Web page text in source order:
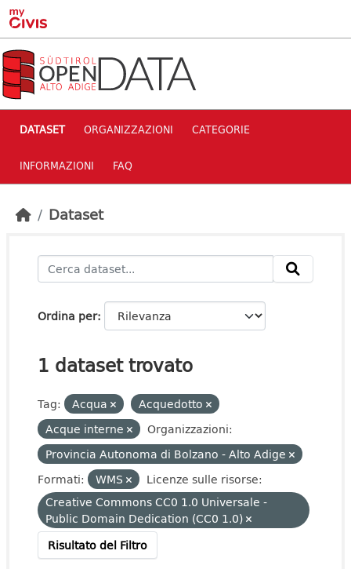
Skip to main content
DATASET ORGANIZZAZIONI CATEGORIE
INFORMAZIONI FAQ
Dataset
Ordina per
1 dataset trovato
Tag: Acqua
Acquedotto
Acque interne
Organizzazioni:
Provincia Autonoma di Bolzano - Alto Adige
Formati:
WMS
Licenze sulle risorse:
Creative Commons CC0 1.0 Universale -
Public Domain Dedication (CC0 1.0)
Risultato del Filtro